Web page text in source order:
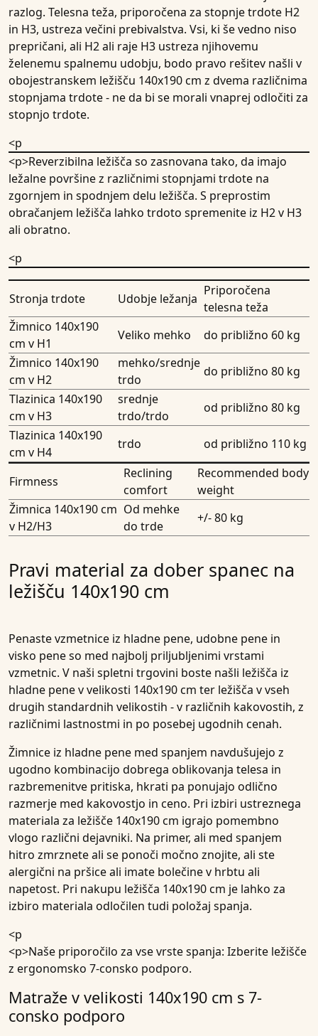
razlog. Telesna teža, priporočena za stopnje trdote H2
in H3, ustreza večini prebivalstva. Vsi, ki še vedno niso
prepričani, ali H2 ali raje H3 ustreza njihovemu
želenemu spalnemu udobju, bodo pravo rešitev našli v
obojestranskem ležišču 140x190 cm z dvema različnima
stopnjama trdote - ne da bi se morali vnaprej odločiti za
stopnjo trdote.
<p
<p>Reverzibilna ležišča so zasnovana tako, da imajo
ležalne površine z različnimi stopnjami trdote na
zgornjem in spodnjem delu ležišča. S preprostim
obračanjem ležišča lahko trdoto spremenite iz H2 v H3
ali obratno.
<p
Stronja trdote Udobje ležanja
Priporočena
telesna teža
Žimnico 140x190
cm v H1
Veliko mehko
do približno 60 kg
Žimnico 140x190
cm v H2
mehko/srednje
trdo
do približno 80 kg
Tlazinica 140x190
cm v H3
srednje
trdo/trdo
od približno 80 kg
Tlazinica 140x190
cm v H4
trdo od približno 110 kg
Firmness
Reclining
comfort
Recommended body
weight
Žimnica 140x190 cm
v H2/H3
Od mehke
do trde
+/- 80 kg
Pravi material za dober spanec na
ležišču 140x190 cm
Penaste vzmetnice iz hladne pene, udobne pene in
visko pene so med najbolj priljubljenimi vrstami
vzmetnic. V naši spletni trgovini boste našli ležišča iz
hladne pene v velikosti 140x190 cm ter ležišča v vseh
drugih standardnih velikostih - v različnih kakovostih, z
različnimi lastnostmi in po posebej ugodnih cenah.
Žimnice iz hladne pene med spanjem navdušujejo z
ugodno kombinacijo dobrega oblikovanja telesa in
razbremenitve pritiska, hkrati pa ponujajo odlično
razmerje med kakovostjo in ceno. Pri izbiri ustreznega
materiala za ležišče 140x190 cm igrajo pomembno
vlogo različni dejavniki. Na primer, ali med spanjem
hitro zmrznete ali se ponoči močno znojite, ali ste
alergični na pršice ali imate bolečine v hrbtu ali
napetost. Pri nakupu ležišča 140x190 cm je lahko za
izbiro materiala odločilen tudi položaj spanja.
<p
<p>Naše priporočilo za vse vrste spanja: Izberite ležišče
z ergonomsko 7-consko podporo.
Matraže v velikosti 140x190 cm s 7-
consko podporo